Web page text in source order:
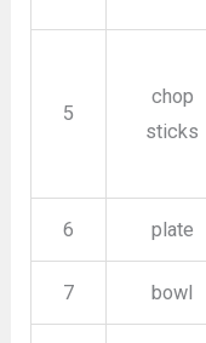
5
chop
sticks
6 plate
7 bowl